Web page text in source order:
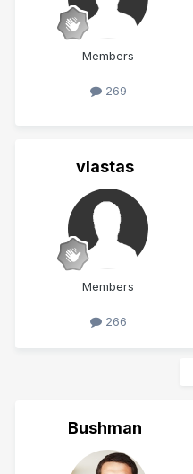
Members
269
vlastas
Members
266
Bushman